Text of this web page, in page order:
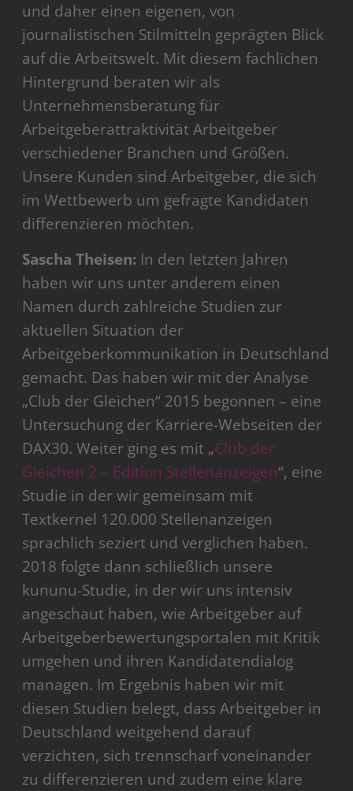
und daher einen eigenen, von
journalistischen Stilmitteln geprägten Blick
auf die Arbeitswelt. Mit diesem fachlichen
Hintergrund beraten wir als
Unternehmensberatung für
Arbeitgeberattraktivität Arbeitgeber
verschiedener Branchen und Größen.
Unsere Kunden sind Arbeitgeber, die sich
im Wettbewerb um gefragte Kandidaten
differenzieren möchten.
Sascha Theisen: In den letzten Jahren
haben wir uns unter anderem einen
Namen durch zahlreiche Studien zur
aktuellen Situation der
Arbeitgeberkommunikation in Deutschland
gemacht. Das haben wir mit der Analyse
„Club der Gleichen“ 2015 begonnen – eine
Untersuchung der Karriere-Webseiten der
DAX30. Weiter ging es mit „Club der
Gleichen 2 – Edition Stellenanzeigen“, eine
Studie in der wir gemeinsam mit
Textkernel 120.000 Stellenanzeigen
sprachlich seziert und verglichen haben.
2018 folgte dann schließlich unsere
kununu-Studie, in der wir uns intensiv
angeschaut haben, wie Arbeitgeber auf
Arbeitgeberbewertungsportalen mit Kritik
umgehen und ihren Kandidatendialog
managen. Im Ergebnis haben wir mit
diesen Studien belegt, dass Arbeitgeber in
Deutschland weitgehend darauf
verzichten, sich trennscharf voneinander
zu differenzieren und zudem eine klare